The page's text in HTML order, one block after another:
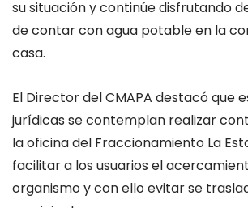
su situación y continúe disfrutando
de contar con agua potable en la
casa.
El Director del CMAPA destacó que
jurídicas se contemplan realizar
la oficina del Fraccionamiento La
facilitar a los usuarios el
organismo y con ello evitar se